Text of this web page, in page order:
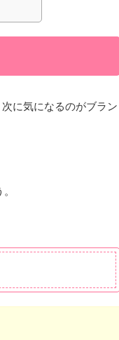
に気になるのがブラン